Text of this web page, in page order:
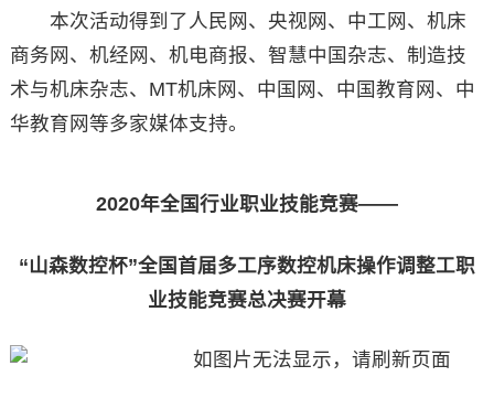
本次活动得到了人民网、央视网、中工网、机床
商务网、机经网、机电商报、智慧中国杂志、制造技
术与机床杂志、MT机床网、中国网、中国教育网、中
华教育网等多家媒体支持。
2020年全国行业职业技能竞赛——
“山森数控杯”全国首届多工序数控机床操作调整工职
业技能竞赛总决赛开幕